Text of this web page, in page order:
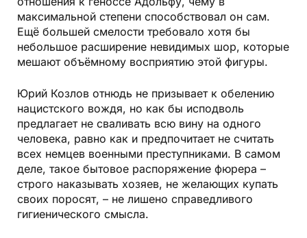
максимальной степени способствовал он сам.
Ещё большей смелости требовало хотя бы
небольшое расширение невидимых шор, которые
мешают объёмному восприятию этой фигуры.
Юрий Козлов отнюдь не призывает к обелению
нацистского вождя, но как бы исподволь
предлагает не сваливать всю вину на одного
человека, равно как и предпочитает не считать
всех немцев военными преступниками. В самом
деле, такое бытовое распоряжение фюрера –
строго наказывать хозяев, не желающих купать
своих поросят, – не лишено справедливого
гигиенического смысла.